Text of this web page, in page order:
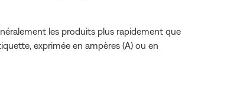
les produits plus rapidement que
exprimée en ampères (A) ou en